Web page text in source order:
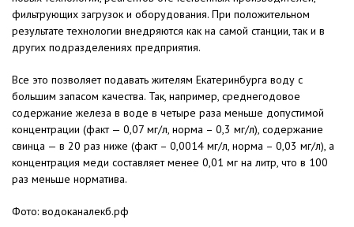
фильтрующих загрузок и оборудования. При положительном
результате технологии внедряются как на самой станции, так и в
других подразделениях предприятия.
Все это позволяет подавать жителям Екатеринбурга воду с
большим запасом качества. Так, например, среднегодовое
содержание железа в воде в четыре раза меньше допустимой
концентрации (факт — 0,07 мг/л, норма – 0,3 мг/л), содержание
свинца — в 20 раз ниже (факт – 0,0014 мг/л, норма – 0,03 мг/л), а
концентрация меди составляет менее 0,01 мг на литр, что в 100
раз меньше норматива.
Фото: водоканалекб.рф